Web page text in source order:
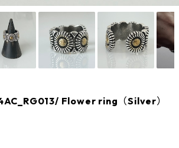
Flower ring（Silver）